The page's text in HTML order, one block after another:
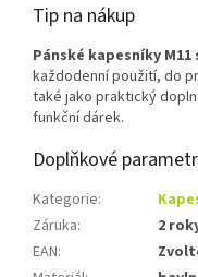
Tip na nákup
Pánské kapesníky M11
každodenní použití, do
také jako praktický
funkční dárek.
Doplňkové
Kategorie:
Záruka:
2
EAN: